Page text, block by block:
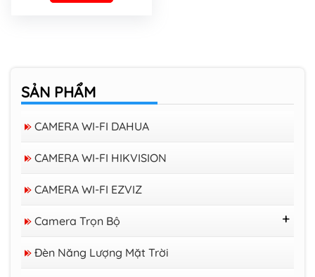
SẢN PHẨM
CAMERA WI-FI DAHUA
CAMERA WI-FI HIKVISION
CAMERA WI-FI EZVIZ
Camera Trọn Bộ
Trọn Bộ 08 Camera
Đèn Năng Lượng Mặt Trời